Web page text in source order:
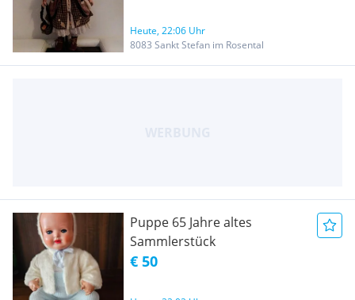
Heute, 22:06 Uhr
8083 Sankt Stefan im Rosental
Puppe 65 Jahre altes
Sammlerstück
€ 50